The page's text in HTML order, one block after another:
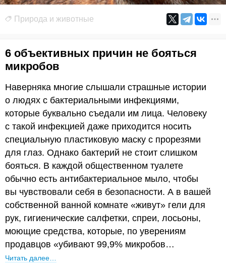
Природа и животные
6 объективных причин не бояться
микробов
Наверняка многие слышали страшные истории
о людях с бактериальными инфекциями,
которые буквально съедали им лица. Человеку
с такой инфекцией даже приходится носить
специальную пластиковую маску с прорезями
для глаз. Однако бактерий не стоит слишком
бояться. В каждой общественном туалете
обычно есть антибактериальное мыло, чтобы
вы чувствовали себя в безопасности. А в вашей
собственной ванной комнате «живут» гели для
рук, гигиенические салфетки, спреи, лосьоны,
моющие средства, которые, по уверениям
продавцов «убивают 99,9% микробов…
Читать далее…